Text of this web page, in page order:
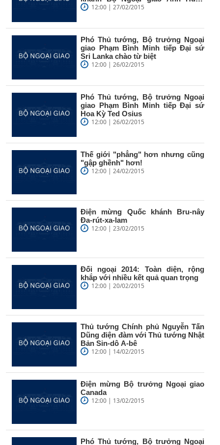
Swire12:00 | 27/02/2015
Phó Thủ tướng, Bộ trưởng Ngoại
giao Phạm Bình Minh tiếp Đại sứ
Sri Lanka chào từ biệt
12:00 | 26/02/2015
Phó Thủ tướng, Bộ trưởng Ngoại
giao Phạm Bình Minh tiếp Đại sứ
Hoa Kỳ Ted Osius
12:00 | 26/02/2015
Thế giới "phẳng" hơn nhưng cũng
"gập ghềnh" hơn!
12:00 | 24/02/2015
Điện mừng Quốc khánh Bru-nây
Đa-rút-xa-lam
12:00 | 23/02/2015
Đối ngoại 2014: Toàn diện, rộng
khắp với nhiều kết quả quan trọng
12:00 | 20/02/2015
Thủ tướng Chính phủ Nguyễn Tấn
Dũng điện đàm với Thủ tướng Nhật
Bản Sin-dô A-bê
12:00 | 14/02/2015
Điện mừng Bộ trưởng Ngoại giao
Canada
12:00 | 13/02/2015
Phó Thủ tướng, Bộ trưởng Ngoại